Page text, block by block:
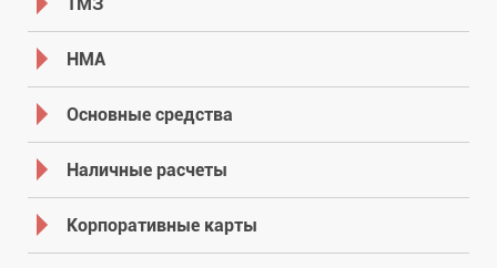
НМА
Основные средства
Наличные расчеты
Корпоративные карты